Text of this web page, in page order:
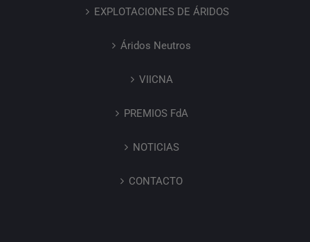
EXPLOTACIONES DE ÁRIDOS
Áridos Neutros
VIICNA
PREMIOS FdA
NOTICIAS
CONTACTO